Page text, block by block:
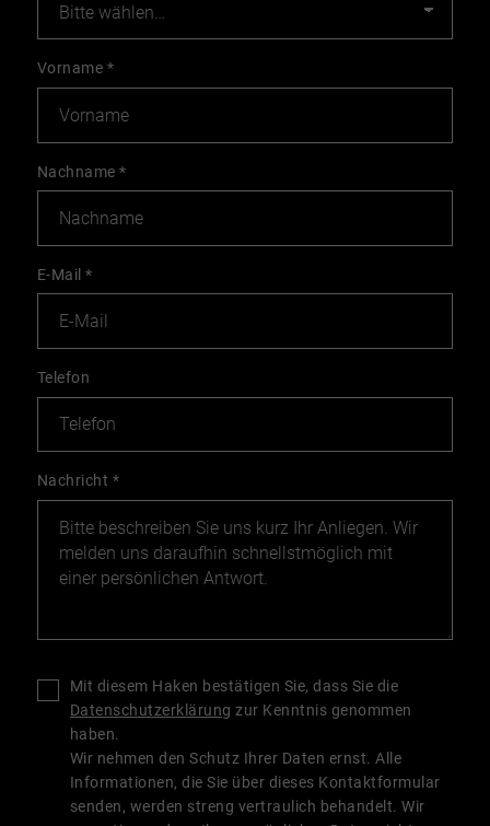
Vorname *
Nachname*
E-Mail*
Telefon
Nachricht *
Mit diesem Haken bestätigen Sie, dass Sie die
Datenschutzerklärung zur Kenntnis genommen
haben.
Wir nehmen den Schutz Ihrer Daten ernst. Alle
Informationen, die Sie über dieses Kontaktformular
senden, werden streng vertraulich behandelt. Wir